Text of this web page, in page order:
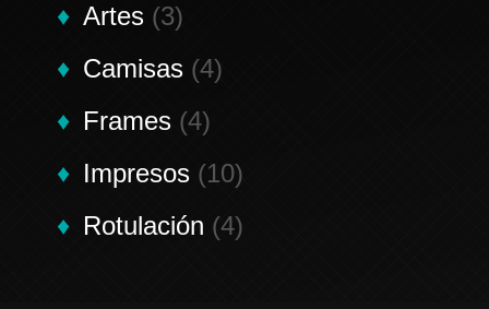
Artes (3)
Camisas (4)
Frames (4)
Impresos (10)
Rotulación (4)